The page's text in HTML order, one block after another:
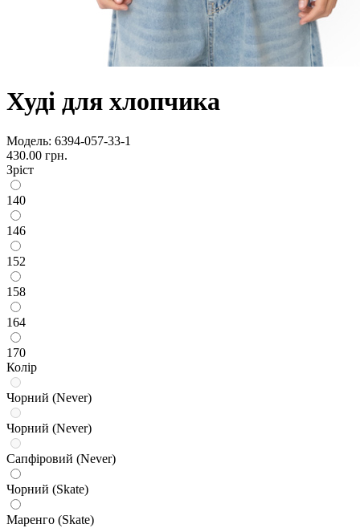
Худі для хлопчика
Модель: 6394-057-33-1
430.00 грн.
Зріст
140
146
152
158
164
170
Колір
Чорний (Never)
Чорний (Never)
Сапфіровий (Never)
Чорний (Skate)
Маренго (Skate)